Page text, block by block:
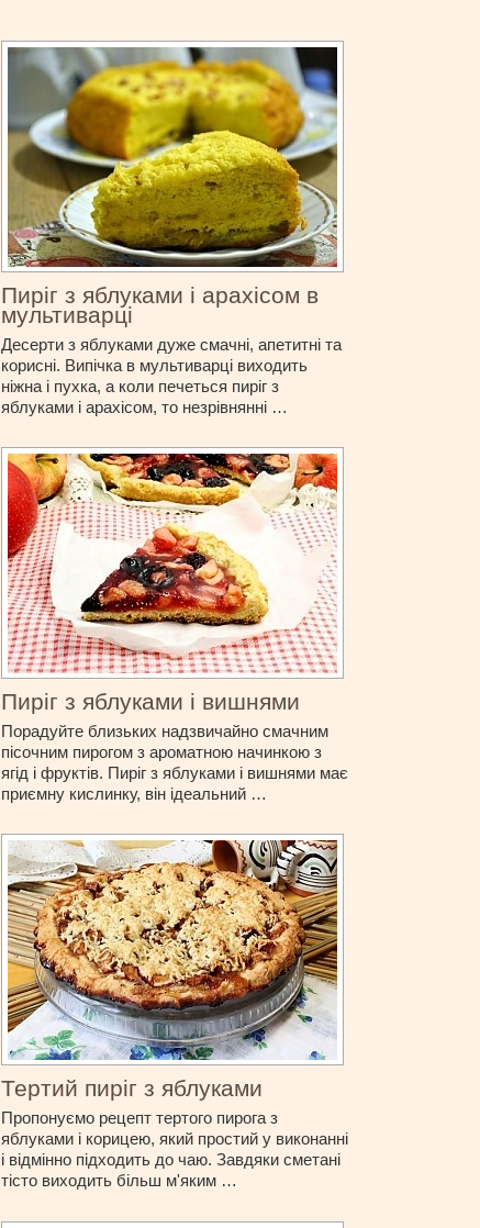
Пиріг з яблуками і арахісом в
мультиварці
Десерти з яблуками дуже смачні, апетитні та
корисні. Випічка в мультиварці виходить
ніжна і пухка, а коли печеться пиріг з
яблуками і арахісом, то незрівнянні …
Пиріг з яблуками і вишнями
Порадуйте близьких надзвичайно смачним
пісочним пирогом з ароматною начинкою з
ягід і фруктів. Пиріг з яблуками і вишнями має
приємну кислинку, він ідеальний …
Тертий пиріг з яблуками
Пропонуємо рецепт тертого пирога з
яблуками і корицею, який простий у виконанні
і відмінно підходить до чаю. Завдяки сметані
тісто виходить більш м'яким …